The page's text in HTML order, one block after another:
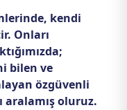
kendi
Onları
bilen ve
özgüvenli
aralamış oluruz.